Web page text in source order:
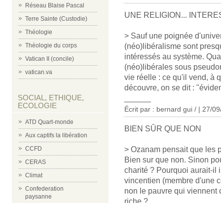
Réseau Blaise Pascal
Terre Sainte (Custodie)
Théologie
Théologie du corps
Vatican II (concile)
vatican.va
SOCIAL, ETHIQUE,
ECOLOGIE
ATD Quart-monde
Aux captifs la libération
CCFD
CERAS
Climat
Confederation
paysanne
UNE RELIGION...
> Sauf une poignée
(néo)libéralisme sont
intéressés au système.
(néo)libérales sous
vie réelle : ce qu'il vend, à
découvre, on se dit :
Écrit par : bernard gui / | 27/
BIEN SÛR QUE NON
> Ozanam pensait que les
Bien sur que non. Sinon
charité ? Pourquoi aurait-il
vincentien (membre d'une
non le pauvre qui viennent
riche ?